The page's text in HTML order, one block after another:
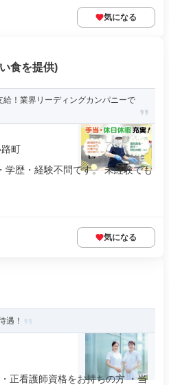
気になる
食を提供)
！業界リーディングカンパニーで
町
学歴・経験不問です。 未経験でも
気になる
遇！
正看護師資格をお持ちの方 ・当